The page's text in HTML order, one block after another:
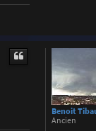
Benoit
Ancien